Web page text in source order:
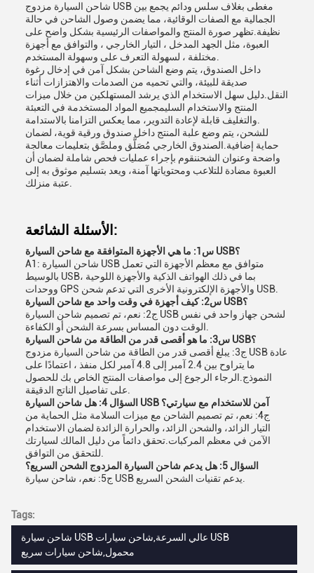
شاحن السيارة مزدوج USB مغطى بغلاف سلس ودائم يجمع بين
الجمالية مع الصفات الوقائية، مما يضمن وصول الشاحن في حالة
نظيفة.تظهر صورة المنتج والمواصفات الرئيسية بشكل واضح على
العبوة، مثل الجهد المدخل ، التيار الخارجي ، والتوافق مع أجهزة
داخل الصندوق، يتم وضع الشاحن بشكل آمن في إدخال رغوة
صديقة للبيئة، والتي تحميه من الصدمات والاهتزازات أثناء
النقل.دليل سهل الاستخدام الذي يرشد المستهلكين من خلال ميزات
المنتج والاستخدام السليمجميع المواد المستخدمة في التعبئة
للشحن، يتم وضع علبة المنتج داخل صندوق ورقية قوية، لضمان
حماية إضافية.الصندوق الخارجي مُصَلَّق وملصَّق بتعليمات معالجة
واضحة وعنوان الشحننقوم بإجراء عمليات فحص شاملة لضمان أن
العبوة مضادة للتلاعب ومحتوياتها آمنة، ويعد بتسليم موثوق به إلى
الأسئلة الشائعة:
س1: ما هي الأجهزة المتوافقة مع شاحن السيارة USB؟
A1: شاحن السيارة USB متوافق مع معظم الأجهزة التي تعمل
بالوسيط USB، بما في ذلك الهواتف الذكية والأجهزة اللوحية
ووحدات GPS والأجهزة الإلكترونية الأخرى التي تدعم شحن USB.
س2: كيف أجهزة في وقت واحد مع شاحن السيارة USB؟
ج2: نعم، تم تصميم شاحن السيارة USB لشحن جهاز واحد في نفس
س3: ما هو أقصى قدر من الطاقة من شاحن السيارة USB؟
ج3: يبلغ أقصى قدر من الطاقة من شاحن السيارة مزدوج USB عادة
ما يتراوح بين 2.4 آمبر إلى 4.8 آمبر لكل منفذ ، اعتمادًا على
النموذج.الرجاء الرجوع إلى مواصفات المنتج الخاص بك للحصول
السؤال 4: هل شاحن السيارة USB آمن للاستخدام مع سيارتي؟
ج4: نعم، تم تصميم الشاحن مع ميزات السلامة مثل الحماية من
التيار الزائد، والشحن الزائد، والحرارة الزائدة لضمان الاستخدام
الآمن في معظم المركبات.تحقق دائماً من دليل المالك لسيارتك
السؤال 5: هل يدعم شاحن السيارة المزدوج الشحن السريع؟
Tags:
شاحن سيارة USB عالي السرعة,شاحن سيارات USB
محمول,شاحن سيارات سريع